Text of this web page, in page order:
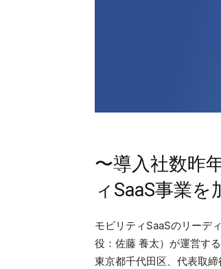
〜導入社数昨
ィSaaS事業を
モビリティSaaSのリーデ
役：佐藤 養太）が運営す
東京都千代⽥区、代表取